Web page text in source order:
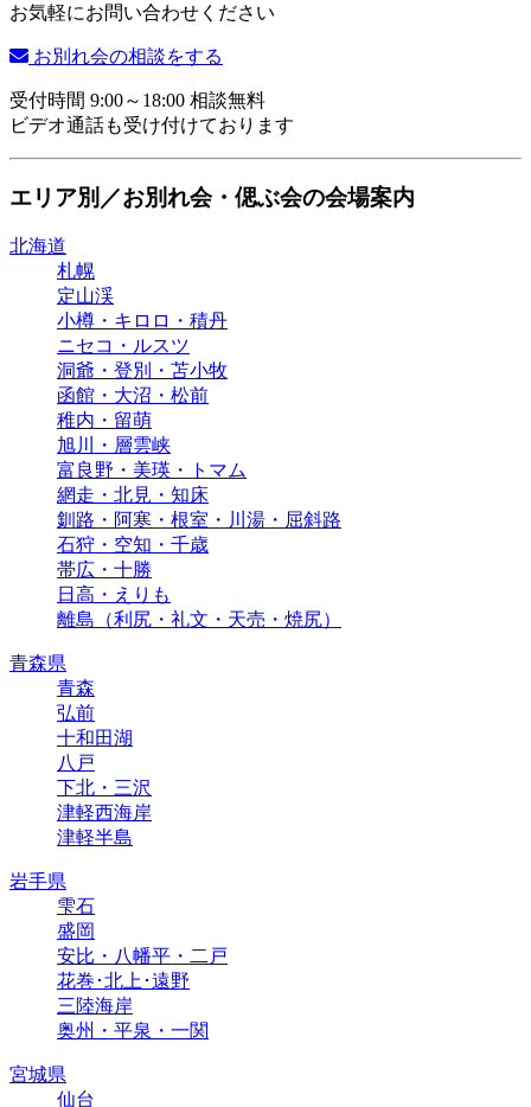
お気軽にお問い合わせください
お別れ会の相談をする
受付時間 9:00～18:00 相談無料
ビデオ通話も受け付けております
エリア別／お別れ会・偲ぶ会の会場案内
北海道
札幌
定山渓
小樽・キロロ・積丹
ニセコ・ルスツ
洞爺・登別・苫小牧
函館・大沼・松前
稚内・留萌
旭川・層雲峡
富良野・美瑛・トマム
網走・北見・知床
釧路・阿寒・根室・川湯・屈斜路
石狩・空知・千歳
帯広・十勝
日高・えりも
離島（利尻・礼文・天売・焼尻）
青森県
青森
弘前
十和田湖
八戸
下北・三沢
津軽西海岸
津軽半島
岩手県
雫石
盛岡
安比・八幡平・二戸
花巻･北上･遠野
三陸海岸
奥州・平泉・一関
宮城県
仙台